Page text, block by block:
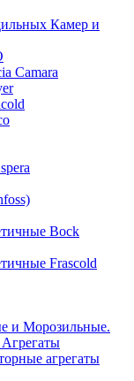
Камер и
Camara
Bock
Frascold
и Морозильные.
агрегаты